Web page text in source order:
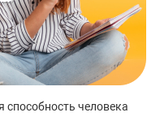
человека